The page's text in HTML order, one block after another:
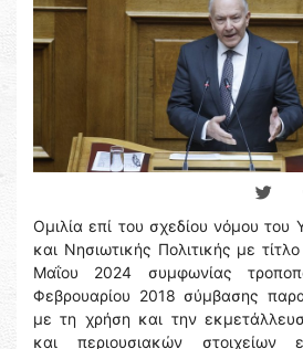
Ομιλία επί του σχεδίου νόμου του
και Νησιωτικής Πολιτικής με
Μαΐου 2024 συμφωνίας
Φεβρουαρίου 2018 σύμβασης
με τη χρήση και την
και περιουσιακών στοιχείων